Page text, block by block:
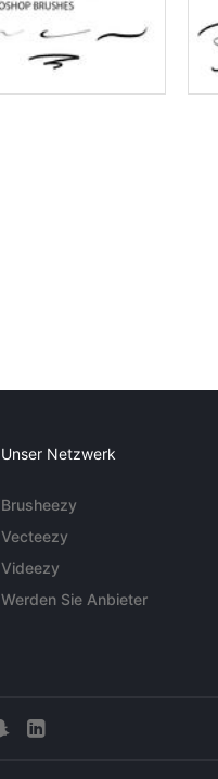
Unser Netzwerk
Brusheezy
Vecteezy
Videezy
Werden Sie Anbieter